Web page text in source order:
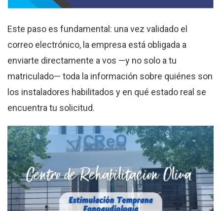
Este paso es fundamental: una vez validado el
correo electrónico, la empresa está obligada a
enviarte directamente a vos —y no solo a tu
matriculado— toda la información sobre quiénes son
los instaladores habilitados y en qué estado real se
encuentra tu solicitud.